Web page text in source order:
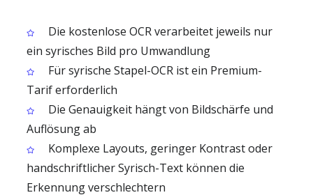
Die kostenlose OCR verarbeitet jeweils nur
ein syrisches Bild pro Umwandlung
Für syrische Stapel-OCR ist ein Premium-
Tarif erforderlich
Die Genauigkeit hängt von Bildschärfe und
Auflösung ab
Komplexe Layouts, geringer Kontrast oder
handschriftlicher Syrisch-Text können die
Erkennung verschlechtern